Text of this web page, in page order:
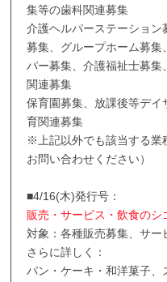
集等の歯科関連募集
介護ヘルパーステーション
募集、グループホーム募
パー募集、介護福祉士募
関連募集
保育園募集、放課後等デ
育関連募集
※上記以外でも該当する業
お問い合わせください）
■4/16(木)発行号：
販売・サービス・飲食のシ
対象：各種販売募集、サー
さらに詳しく：
パン・ケーキ・和洋菓子、